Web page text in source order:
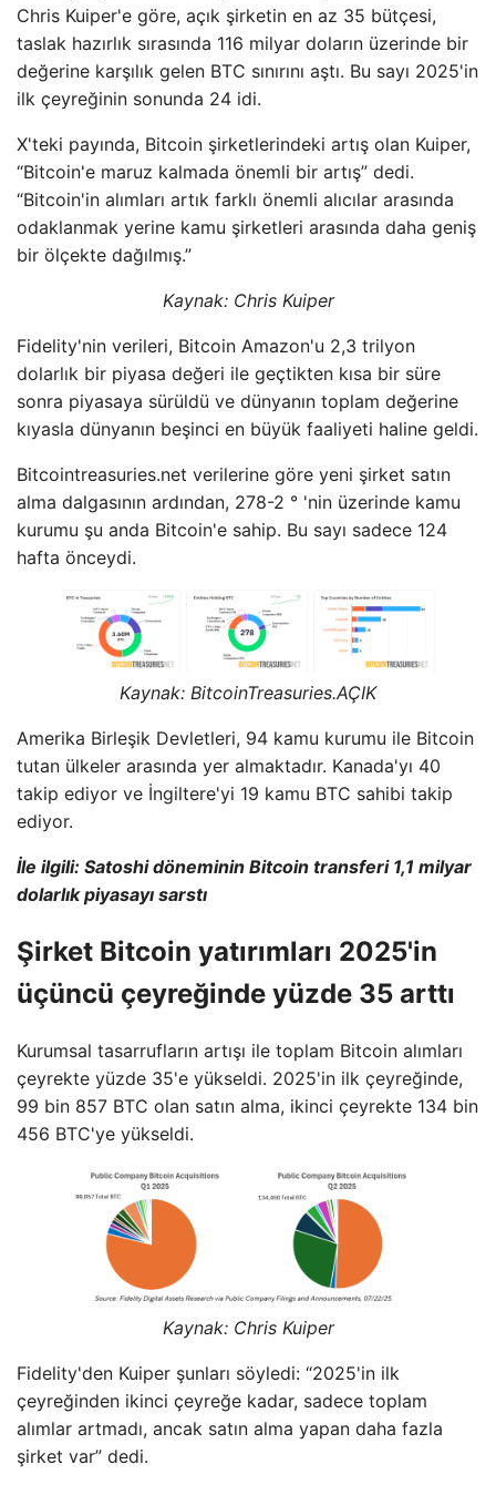
Chris Kuiper'e göre, açık şirketin en az 35 bütçesi,
taslak hazırlık sırasında 116 milyar doların üzerinde bir
değerine karşılık gelen BTC sınırını aştı. Bu sayı 2025'in
ilk çeyreğinin sonunda 24 idi.
X'teki payında, Bitcoin şirketlerindeki artış olan Kuiper,
“Bitcoin'e maruz kalmada önemli bir artış” dedi.
“Bitcoin'in alımları artık farklı önemli alıcılar arasında
odaklanmak yerine kamu şirketleri arasında daha geniş
bir ölçekte dağılmış.”
Kaynak: Chris Kuiper
Fidelity'nin verileri, Bitcoin Amazon'u 2,3 trilyon
dolarlık bir piyasa değeri ile geçtikten kısa bir süre
sonra piyasaya sürüldü ve dünyanın toplam değerine
kıyasla dünyanın beşinci en büyük faaliyeti haline geldi.
Bitcointreasuries.net verilerine göre yeni şirket satın
alma dalgasının ardından, 278-2 ° 'nin üzerinde kamu
kurumu şu anda Bitcoin'e sahip. Bu sayı sadece 124
hafta önceydi.
Kaynak: BitcoinTreasuries.AÇIK
Amerika Birleşik Devletleri, 94 kamu kurumu ile Bitcoin
tutan ülkeler arasında yer almaktadır. Kanada'yı 40
takip ediyor ve İngiltere'yi 19 kamu BTC sahibi takip
ediyor.
İle ilgili: Satoshi döneminin Bitcoin transferi 1,1 milyar
dolarlık piyasayı sarstı
Şirket Bitcoin yatırımları 2025'in
üçüncü çeyreğinde yüzde 35 arttı
Kurumsal tasarrufların artışı ile toplam Bitcoin alımları
çeyrekte yüzde 35'e yükseldi. 2025'in ilk çeyreğinde,
99 bin 857 BTC olan satın alma, ikinci çeyrekte 134 bin
456 BTC'ye yükseldi.
Kaynak: Chris Kuiper
Fidelity'den Kuiper şunları söyledi: “2025'in ilk
çeyreğinden ikinci çeyreğe kadar, sadece toplam
alımlar artmadı, ancak satın alma yapan daha fazla
şirket var” dedi.